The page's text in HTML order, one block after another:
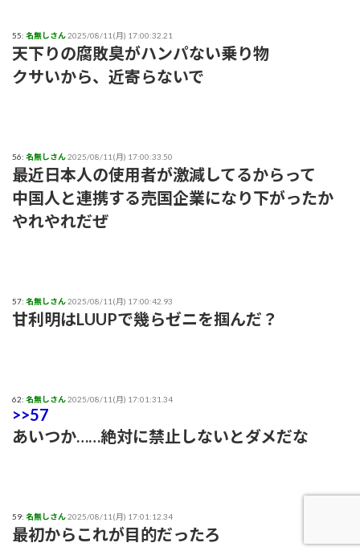
55: 名無しさん2025/08/11(月) 17:00:32.21
天下りの腐敗臭がハンパない乗り物
クサいから、近寄らないで
56: 名無しさん2025/08/11(月) 17:00:33.50
最近日本人の使用者が激減してるからって
中国人と連携する売国企業になり下がったか
やれやれだぜ
57: 名無しさん2025/08/11(月) 17:00:42.93
甘利明はLUUPで幾らゼニを掴んだ？
62: 名無しさん2025/08/11(月) 17:01:31.34
>>57
あいつか……絶対に禁止しないとダメだな
59: 名無しさん2025/08/11(月) 17:01:12.34
最初からこれが目的だったろ